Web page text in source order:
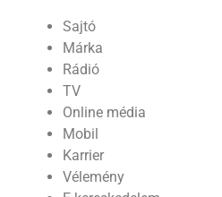
Sajtó
Márka
Rádió
TV
Online média
Mobil
Karrier
Vélemény